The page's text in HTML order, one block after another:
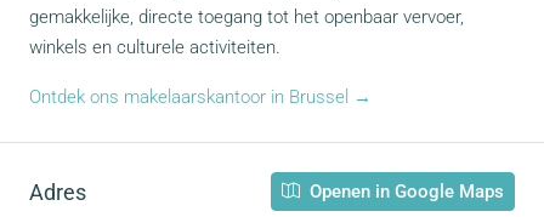
gemakkelijke, directe toegang tot het openbaar vervoer,
winkels en culturele activiteiten.
Ontdek ons makelaarskantoor in Brussel →
Adres Openen in Google Maps